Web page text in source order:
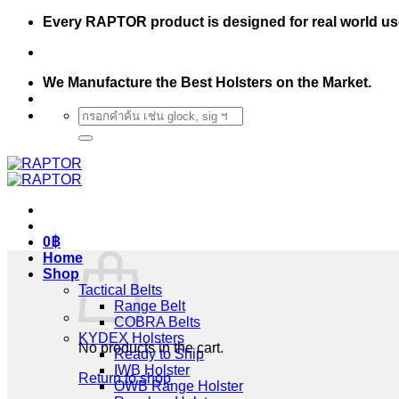
Skip
content
Every RAPTOR product is designed for real world
We Manufacture the Best Holsters on the Market.
Search
for:
0฿
No products in the cart.
Return to shop
Home
Shop
Tactical Belts
Range Belt
COBRA Belts
KYDEX Holsters
Ready to Ship
IWB Holster
OWB Range Holster